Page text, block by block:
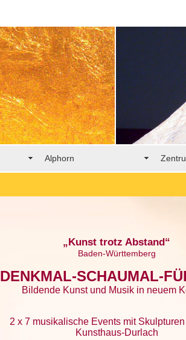
‚
Alphorn
„Kunst trotz Abstand“
Baden-Württemberg
DENKMAL-SCHAUMAL-
Bildende Kunst und Musik in neuem
2 x 7 musikalische Events mit
Kunsthaus-Durlach